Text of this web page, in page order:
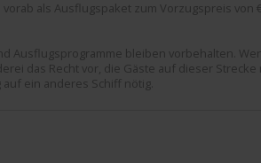
als Ausflugspaket zum Vorzugspreis von
Ausflugsprogramme bleiben vorbehalten.
das Recht vor, die Gäste auf dieser
ein anderes Schiff nötig.